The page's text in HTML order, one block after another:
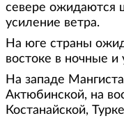
севере ожидаются
усиление ветра.
На юге страны
востоке в ночные
На западе
Актюбинской, на
Костанайской,